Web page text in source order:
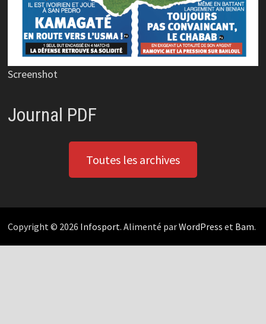
Screenshot
Journal PDF
Toutes les archives
Copyright © 2026 Infosport. Alimenté parWordPress et Bam.